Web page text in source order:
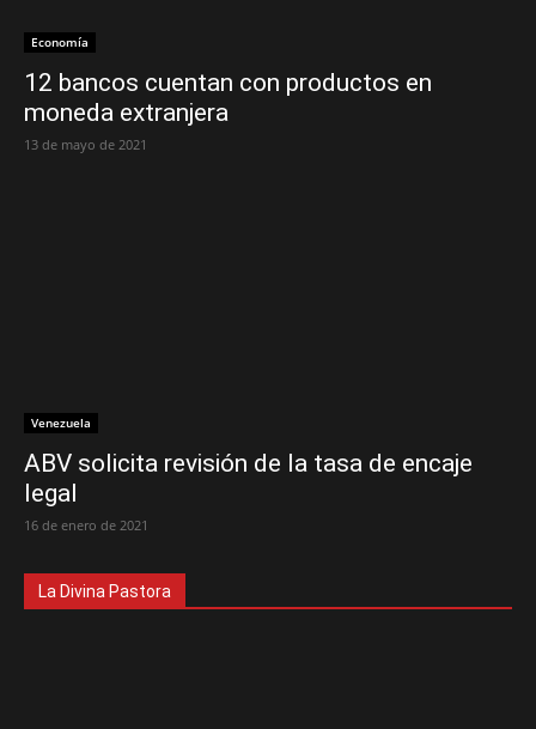
Economía
12 bancos cuentan con productos en
moneda extranjera
13 de mayo de 2021
Venezuela
ABV solicita revisión de la tasa de encaje
legal
16 de enero de 2021
La Divina Pastora